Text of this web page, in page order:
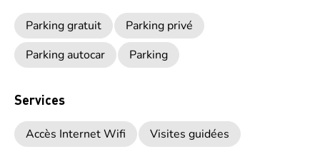
Parking gratuit
Parking privé
Parking autocar
Parking
Services
Accès Internet Wifi Visites guidées